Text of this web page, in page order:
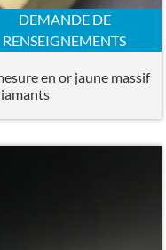
DEMANDE DE
RENSEIGNEMENTS
en or jaune massif